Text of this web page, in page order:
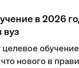
в 2026
вуз
целевое
нового в